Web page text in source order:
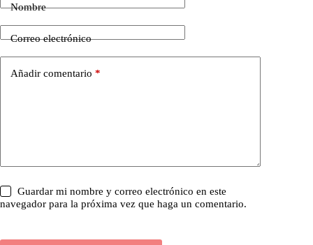
Nombre
Correo electrónico
Añadir comentario *
Guardar mi nombre y correo electrónico en este
navegador para la próxima vez que haga un comentario.